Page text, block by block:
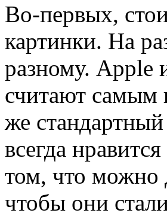
Во-первых,
картинки. На
разному. Apple
считают самым
же
всегда
том, что можно
чтобы они